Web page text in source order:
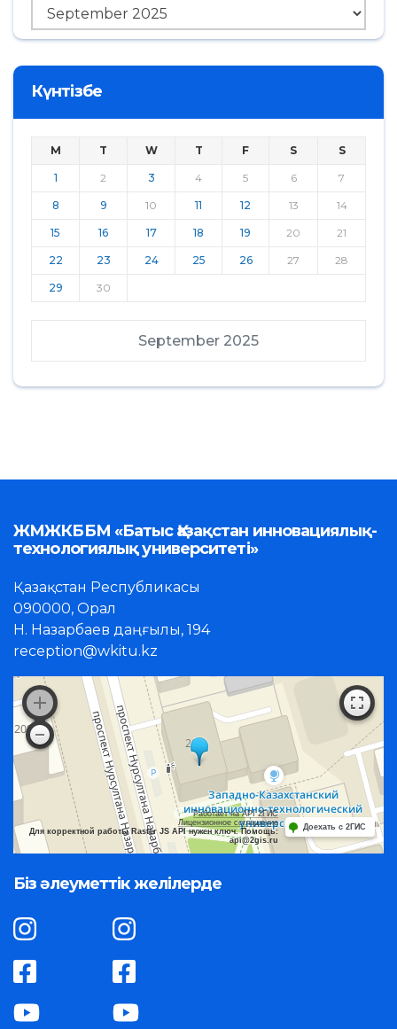
Мұрағат
Күнтізбе
September 2025
M T W T F S S
1 2 3 4 5 6 7
8 9 10 11 12 13 14
15 16 17 18 19 20 21
22 23 24 25 26 27 28
29 30
ЖМЖКББМ «Батыс Қазақстан инновациялық-
технологиялық университеті»
Қазақстан Республикасы
090000, Орал
Н. Назарбаев даңғылы, 194
reception@wkitu.kz
Работает на API 2ГИС
Лицензионное соглашение
Для корректной работы Raster JS API нужен ключ. Помощь:
api@2gis.ru
Доехать с 2ГИС
Біз әлеуметтік желілерде